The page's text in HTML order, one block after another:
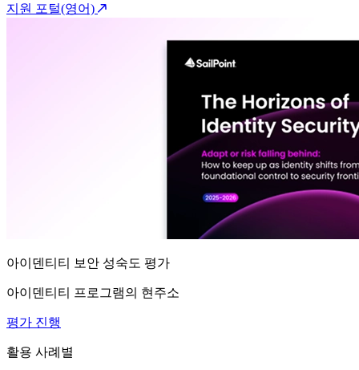
지원 포털(영어)
아이덴티티 보안 성숙도 평가
아이덴티티 프로그램의 현주소
평가 진행
활용 사례별